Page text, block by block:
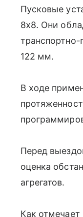
Пусковые
8х8. Они
122 мм.
В ходе
Перед
оценка
агрегатов.
Как